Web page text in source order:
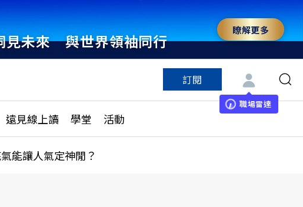
見未來 與世界領袖同行
瞭解更多
訂閱
職場雷達
遠見線上讀 學堂 活動
更多訂閱方案
特色頻道
能讓人氣定神閒？